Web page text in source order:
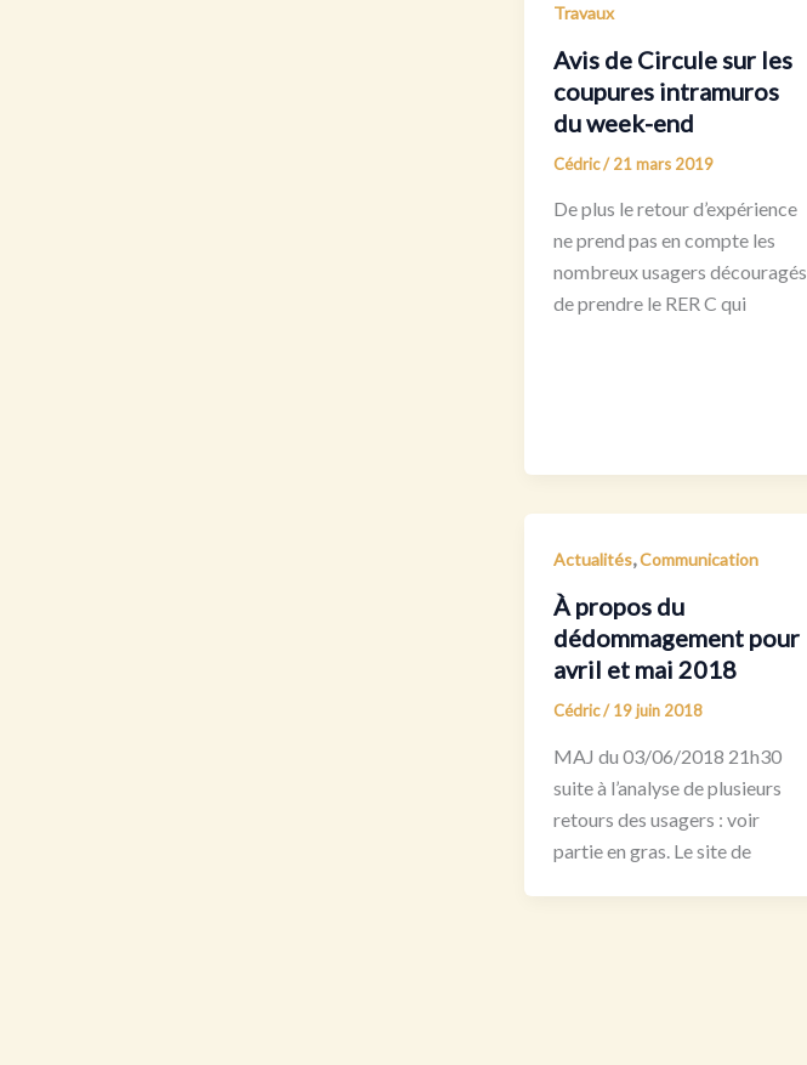
Travaux
Avis de Circule sur les
coupures intramuros
du week-end
Cédric/21 mars 2019
De plus le retour d’expérience
ne prend pas en compte les
nombreux usagers découragés
de prendre le RER C qui
Actualités,Communication
À propos du
dédommagement pour
avril et mai 2018
Cédric/19 juin 2018
MAJ du 03/06/2018 21h30
suite à l’analyse de plusieurs
retours des usagers : voir
partie en gras. Le site de